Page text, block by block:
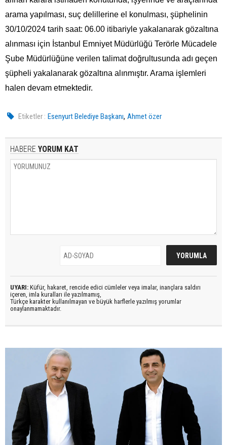
arama yapılması, suç delillerine el konulması, şüphelinin
30/10/2024 tarih saat: 06.00 itibariyle yakalanarak gözaltına
alınması için İstanbul Emniyet Müdürlüğü Terörle Mücadele
Şube Müdürlüğüne verilen talimat doğrultusunda adı geçen
şüpheli yakalanarak gözaltına alınmıştır. Arama işlemleri
halen devam etmektedir.
Etiketler : Esenyurt Belediye Başkanı,Ahmet özer
HABERE YORUM KAT
UYARI: Küfür, hakaret, rencide edici cümleler veya imalar, inançlara saldırı
içeren, imla kuralları ile yazılmamış,
Türkçe karakter kullanılmayan ve büyük harflerle yazılmış yorumlar
onaylanmamaktadır.